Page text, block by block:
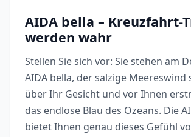
AIDA bella – Kreuzfahrt-
werden wahr
Stellen Sie sich vor: Sie stehen am
AIDA bella, der salzige Meereswind
über Ihr Gesicht und vor Ihnen
das endlose Blau des Ozeans. Die
bietet Ihnen genau dieses Gefühl